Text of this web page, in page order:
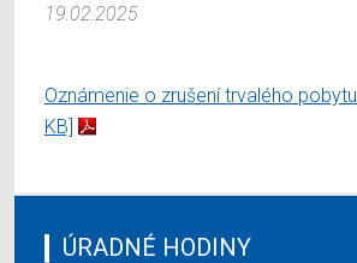
19.02.2025
Oznámenie o zrušení trvalého pobytu
KB]
ÚRADNÉ HODINY